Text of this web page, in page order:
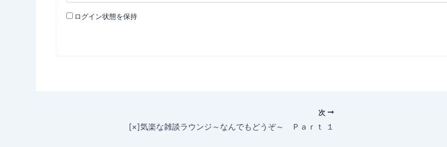
ログイン状態を保持
次
[×]気楽な雑談ラウンジ～なんでもどうぞ～ Ｐａｒｔ １